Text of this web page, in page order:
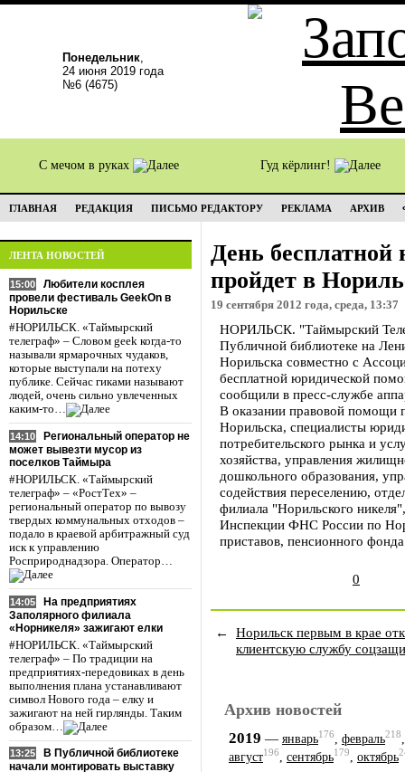
Понедельник,
24 июня 2019 года
№6 (4675)
С мечом в руках Гуд кёрлинг!
ГЛАВНАЯ РЕДАКЦИЯ ПИСЬМО РЕДАКТОРУ РЕКЛАМА АРХИВ
ЛЕНТА НОВОСТЕЙ
15:00
Любители косплея
провели фестиваль GeekOn в
Норильске
#НОРИЛЬСК. «Таймырский
телеграф» – Словом geek когда-то
называли ярмарочных чудаков,
которые выступали на потеху
публике. Сейчас гиками называют
людей, очень сильно увлеченных
каким-то…
14:10
Региональный оператор не
может вывезти мусор из
поселков Таймыра
#НОРИЛЬСК. «Таймырский
телеграф» – «РостТех» –
региональный оператор по вывозу
твердых коммунальных отходов –
подало в краевой арбитражный суд
иск к управлению
Росприроднадзора. Оператор…
14:05
На предприятиях
Заполярного филиала
«Норникеля» зажигают елки
#НОРИЛЬСК. «Таймырский
телеграф» – По традиции на
предприятиях-передовиках в день
выполнения плана устанавливают
символ Нового года – елку и
зажигают на ней гирлянды. Таким
образом…
13:25
В Публичной библиотеке
начали монтировать выставку
День
пройдет в
19 сентября 2012 года, среда, 13:37
НОРИЛЬСК. "Таймырский
Публичной библиотеке на
Норильска совместно с
бесплатной юридической
сообщили в пресс-службе
В оказании правовой помощи
Норильска, специалисты
потребительского рынка и
хозяйства, управления
дошкольного образования,
содействия переселению,
филиала "Норильского
Инспекции ФНС России по
приставов, пенсионного
0
←
Норильск первым в крае
клиентскую службу
Архив новостей
2019 — январь176 февраль218
август196, сентябрь179, октябрь